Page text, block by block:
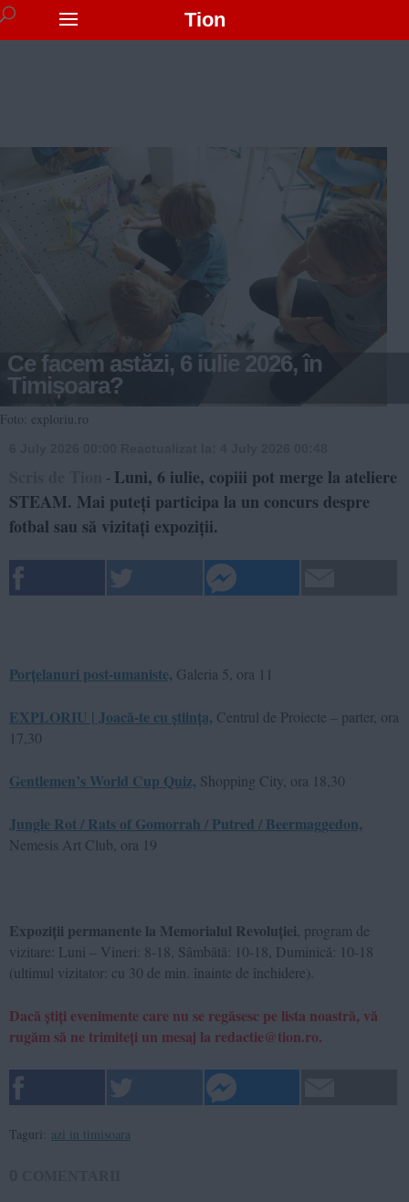
Tion
Ce facem astăzi, 6 iulie 2026, în
Timișoara?
Foto: exploriu.ro
- Luni, 6 iulie, copiii pot merge la ateliere
STEAM. Mai puteți participa la un concurs despre
fotbal sau să vizitați expoziții.
Porțelanuri post-umaniste, Galeria 5, ora 11
EXPLORIU | Joacă-te cu știința, Centrul de Proiecte – parter, ora
17,30
Gentlemen’s World Cup Quiz, Shopping City, ora 18,30
Jungle Rot / Rats of Gomorrah / Putred / Beermaggedon,
Nemesis Art Club, ora 19
Expoziții permanente la Memorialul Revoluției , program de
vizitare: Luni – Vineri: 8-18, Sâmbătă: 10-18, Duminică: 10-18
(ultimul vizitator: cu 30 de min. înainte de închidere).
Dacă știți evenimente care nu se regăsesc pe lista noastră, vă
rugăm să ne trimiteți un mesaj la redactie@tion.ro.
Taguri: azi in timisoara